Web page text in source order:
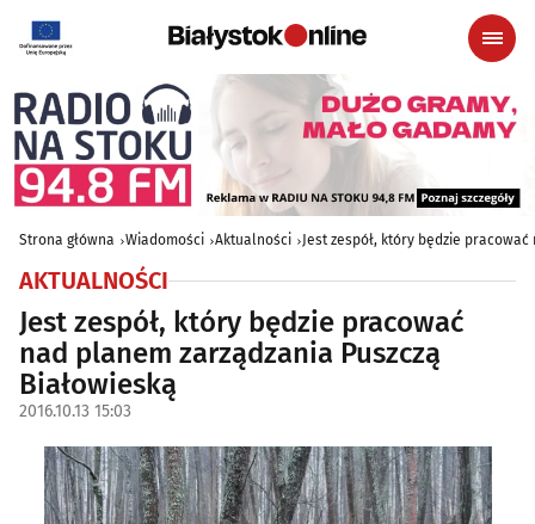
Strona główna Wiadomości Aktualności Jest zespół, który będzie
AKTUALNOŚCI
Jest zespół, który będzie pracować
nad planem zarządzania Puszczą
Białowieską
2016.10.13 15:03